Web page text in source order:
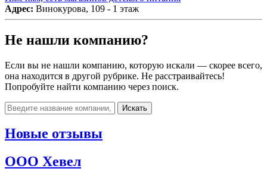
Адрес: Винокурова, 109 - 1 этаж
Не нашли компанию?
Если вы не нашли компанию, которую искали — скорее всего,
она находится в другой рубрике. Не расстраивайтесь!
Попробуйте найти компанию через поиск.
Искать
Новые отзывы
ООО Хевел